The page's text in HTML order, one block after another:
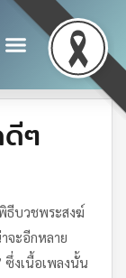
ๆ
ธีบวชพระสงฆ์
จะอีกหลาย
ซึ่งเนื้อเพลงนั้น